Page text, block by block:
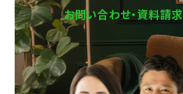
お問い合わせ・資料請求